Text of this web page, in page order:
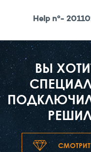
Help nº-
ВЫ